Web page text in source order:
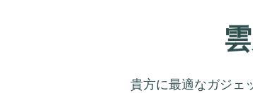
貴方に最適なガジェ